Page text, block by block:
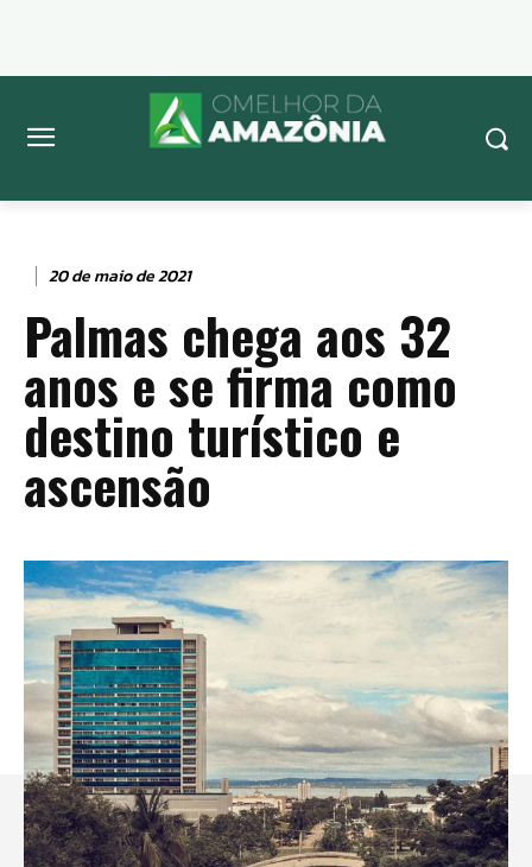
20 de maio de 2021
Palmas chega aos 32
anos e se firma como
destino turístico e
ascensão